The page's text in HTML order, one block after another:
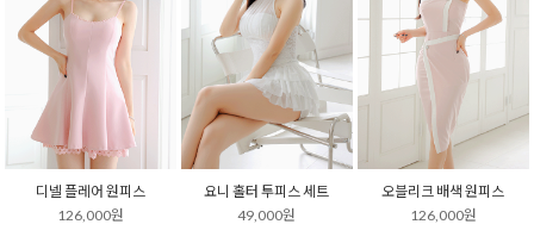
디넬 플레어 원피스
126,000원
요니 홀터 투피스 세트
49,000원
오블리크 배색 원피스
126,000원